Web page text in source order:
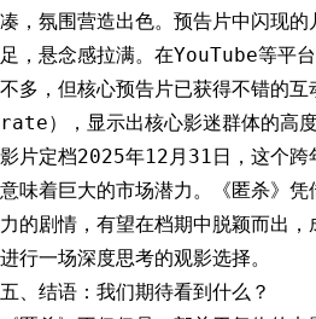
凑，氛围营造出色。预告片中闪现
足，悬念感拉满。在YouTube等平
不多，但核心预告片已获得不错的
rate），显示出核心影迷群体的高度
影片定档2025年12月31日，这个跨
意味着巨大的市场潜力。《匿杀》凭
力的剧情，有望在档期中脱颖而出，
进行一场深度思考的观影选择。
五、结语：我们期待看到什么？